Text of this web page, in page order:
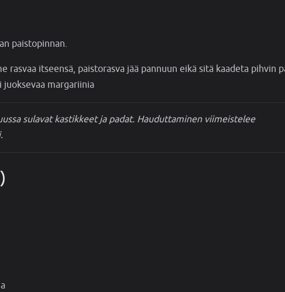
paistopinnan.
rasvaa itseensä, paistorasva jää pannuun eikä sitä kaadeta pihvin
juoksevaa margariinia
sulavat kastikkeet ja padat. Hauduttaminen viimeistelee